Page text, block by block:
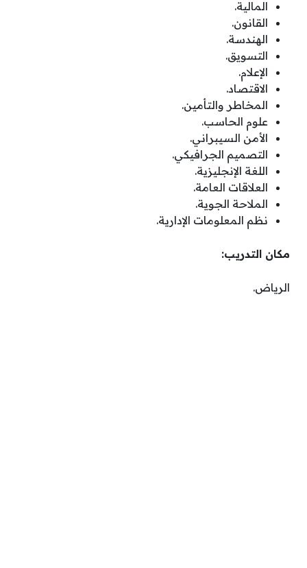
المالية.
القانون.
الهندسة.
التسويق.
الإعلام.
الاقتصاد.
المخاطر والتأمين.
علوم الحاسب.
الأمن السيبراني.
التصميم الجرافيكي.
اللغة الإنجليزية.
العلاقات العامة.
الملاحة الجوية.
نظم المعلومات الإدارية.
مكان التدريب:
الرياض.